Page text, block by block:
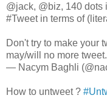
@jack, @biz, 140
#Tweet in terms of
Don't try to make your
may/will no more tweet.
— Nacym Baghli
How to untweet ?